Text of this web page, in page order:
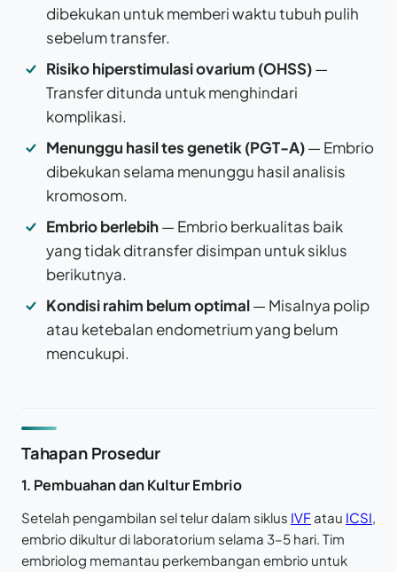
dibekukan untuk memberi waktu tubuh pulih
sebelum transfer.
Risiko hiperstimulasi ovarium (OHSS)—
Transfer ditunda untuk menghindari
komplikasi.
Menunggu hasil tes genetik (PGT-A)— Embrio
dibekukan selama menunggu hasil analisis
kromosom.
Embrio berlebih— Embrio berkualitas baik
yang tidak ditransfer disimpan untuk siklus
berikutnya.
Kondisi rahim belum optimal— Misalnya polip
atau ketebalan endometrium yang belum
mencukupi.
Tahapan Prosedur
1. Pembuahan dan Kultur Embrio
Setelah pengambilan sel telur dalam siklus IVFatau ICSI,
embrio dikultur di laboratorium selama 3–5 hari. Tim
embriolog memantau perkembangan embrio untuk